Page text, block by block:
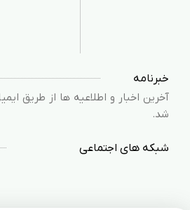
خبرنامه
آخرین اخبار و اطلاعیه ها از طریق
شد.
شبکه های اجتماعی